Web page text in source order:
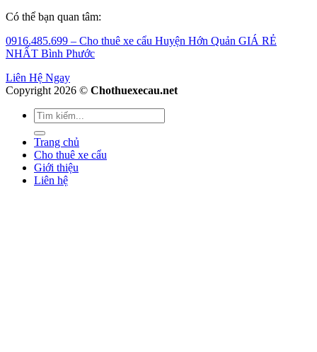
Có thể bạn quan tâm:
0916.485.699 – Cho thuê xe cẩu Huyện Hớn Quản GIÁ RẺ
NHẤT Bình Phước
Liên Hệ Ngay
Copyright 2026 © Chothuexecau.net
Trang chủ
Cho thuê xe cẩu
Giới thiệu
Liên hệ